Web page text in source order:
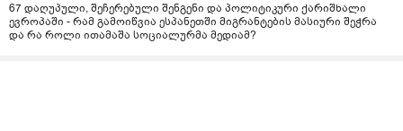
67 დაღუპული, შეჩერებული შენგენი და პოლიტიკური ქარიშხალი
ევროპაში - რამ გამოიწვია ესპანეთში მიგრანტების მასიური შეჭრა
და რა როლი ითამაშა სოციალურმა მედიამ?